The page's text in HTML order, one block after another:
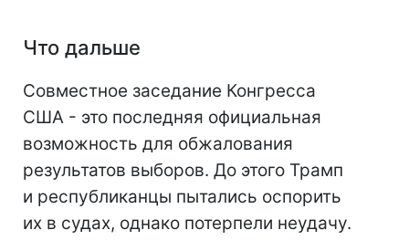
Что дальше
Совместное заседание Конгресса
США - это последняя официальная
возможность для обжалования
результатов выборов. До этого Трамп
и республиканцы пытались оспорить
их в судах, однако потерпели неудачу.